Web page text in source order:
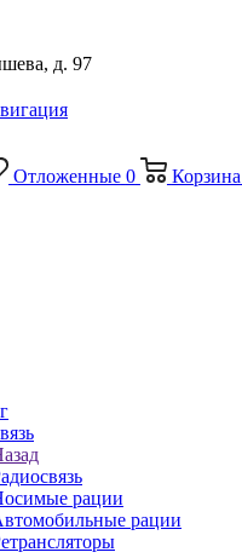
д. 97
Отложенные 0 Корзина
рации
рации